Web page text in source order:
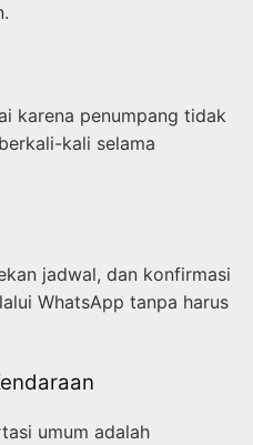
karena penumpang tidak
kali selama
jadwal, dan konfirmasi
WhatsApp tanpa harus
umum adalah